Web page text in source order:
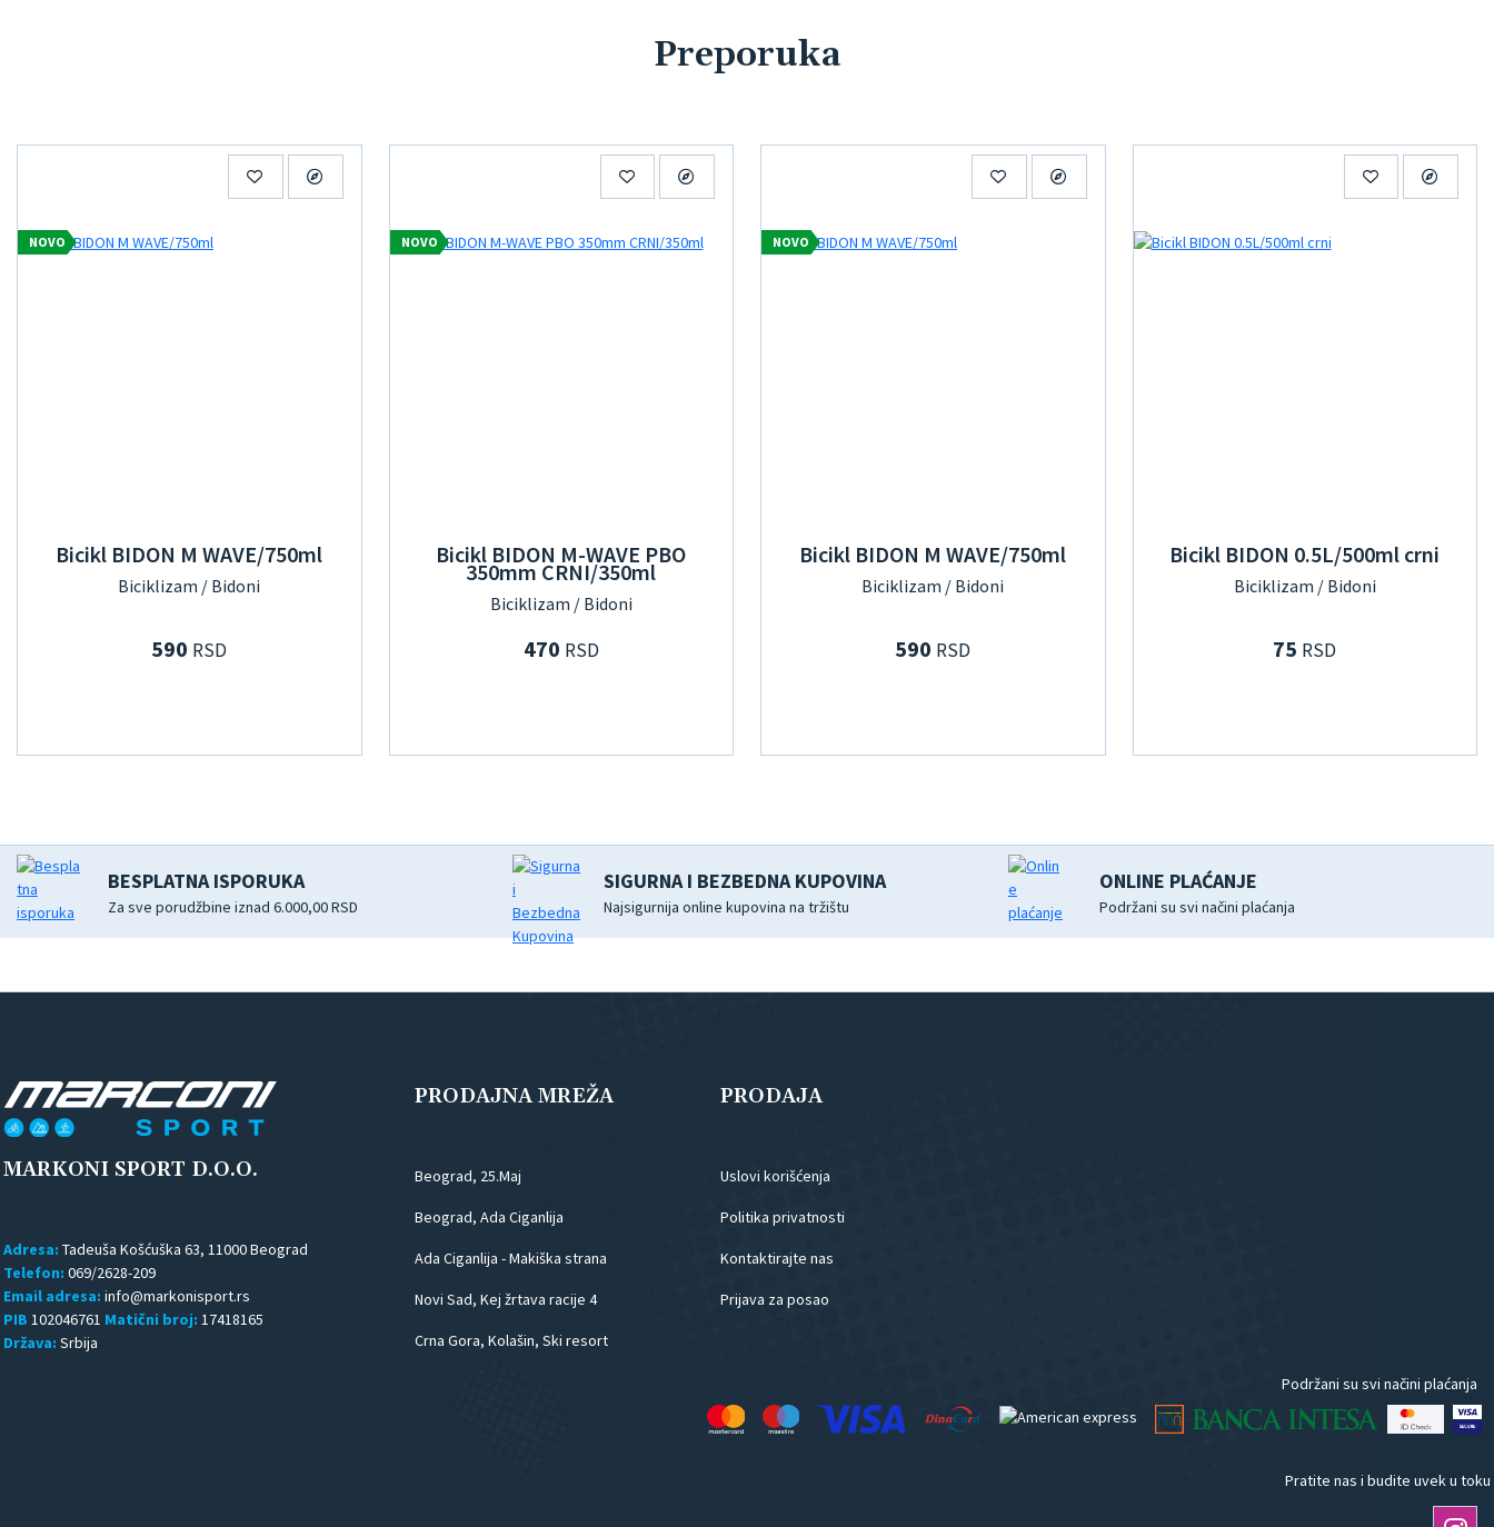
Preporuka
NOVO
Bicikl BIDON M WAVE/750ml
Biciklizam / Bidoni
590 RSD
NOVO
Bicikl BIDON M-WAVE PBO
350mm CRNI/350ml
Biciklizam / Bidoni
470 RSD
NOVO
Bicikl BIDON M WAVE/750ml
Biciklizam / Bidoni
590 RSD
Bicikl BIDON 0.5L/500ml crni
Biciklizam / Bidoni
75 RSD
BESPLATNA ISPORUKA
Za sve porudžbine iznad 6.000,00 RSD
SIGURNA I BEZBEDNA KUPOVINA
Najsigurnija online kupovina na tržištu
ONLINE PLAĆANJE
Podržani su svi načini plaćanja
MARKONI SPORT D.O.O.
Adresa: Tadeuša Košćuška 63, 11000 Beograd
Telefon: 069/2628-209
Email adresa:
PIB 102046761 Matični broj: 17418165
Država: Srbija
PRODAJNA MREŽA
Beograd, 25.Maj
Beograd, Ada Ciganlija
Ada Ciganlija - Makiška strana
Novi Sad, Kej žrtava racije 4
Crna Gora, Kolašin, Ski resort
PRODAJA
Uslovi korišćenja
Politika privatnosti
Kontaktirajte nas
Prijava za posao
Podržani su svi načini plaćanja
Pratite nas i budite uvek u toku